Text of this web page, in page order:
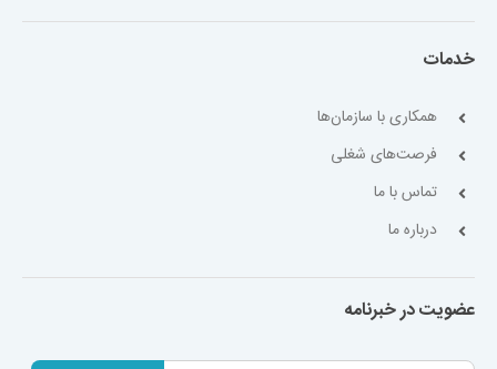
خدمات
همکاری با سازمان‌ها
فرصت‌های شغلی
تماس با ما
درباره ما
عضویت در خبرنامه